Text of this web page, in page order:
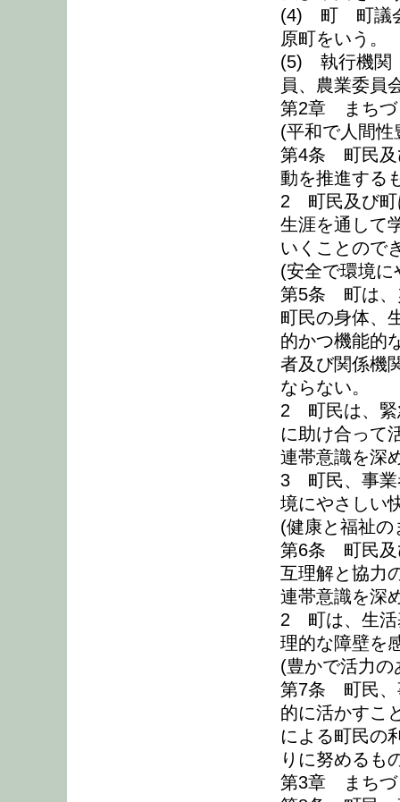
(4) 町 町議会
原町をいう。
(5) 執行機関
員、農業委員
第2章 まちづ
(平和で人間
第4条 町民及
動を推進する
2 町民及び町
生涯を通して
いくことので
(安全で環境
第5条 町は、
町民の身体、
的かつ機能的
者及び関係機
ならない。
2 町民は、緊
に助け合って
連帯意識を深
3 町民、事業
境にやさしい
(健康と福祉の
第6条 町民及
互理解と協力
連帯意識を深
2 町は、生活
理的な障壁を
(豊かで活力
第7条 町民、
的に活かすこ
による町民の
りに努めるも
第3章 まちづ